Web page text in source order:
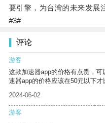
要引擎，为台湾的未来发展
#3#
评论
游客
这款加速器app的价格有点贵，
速器app的价格应该在50元以下才
2024-06-02
游客